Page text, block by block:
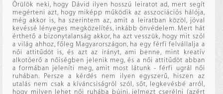
Örülök neki, hogy Dávid ilyen hosszú leiratot ad, mert segít
megérteni azt, hogy miképp működik az asszociációs hálója,
még akkor is, ha szerintem az, amit a leiratban közöl, jóval
kevéssé lényeges megközelítés, inkább önvédelem. Mert hát
érthető a bizonytalanság akkor, ha azt vesszük, hogy mit szól
a világ ahhoz, főleg Magyarországon, ha egy férfi felvállalja a
női attitűdöt is, és azt az irányt, ami benne, mint kreatív
alkotóerő a nőiségben jelenik meg, és a női attitűdöt abban
a formában jeleníti meg, amit most látunk - férfi ugrál női
ruhában. Persze a kérdés nem ilyen egyszerű, hiszen az
utalás nem csak a kíváncsiságról szól, sőt, legkevésbé arról,
hogy milyen lehet női ruhába bújni, jelmezt cserélni (azért